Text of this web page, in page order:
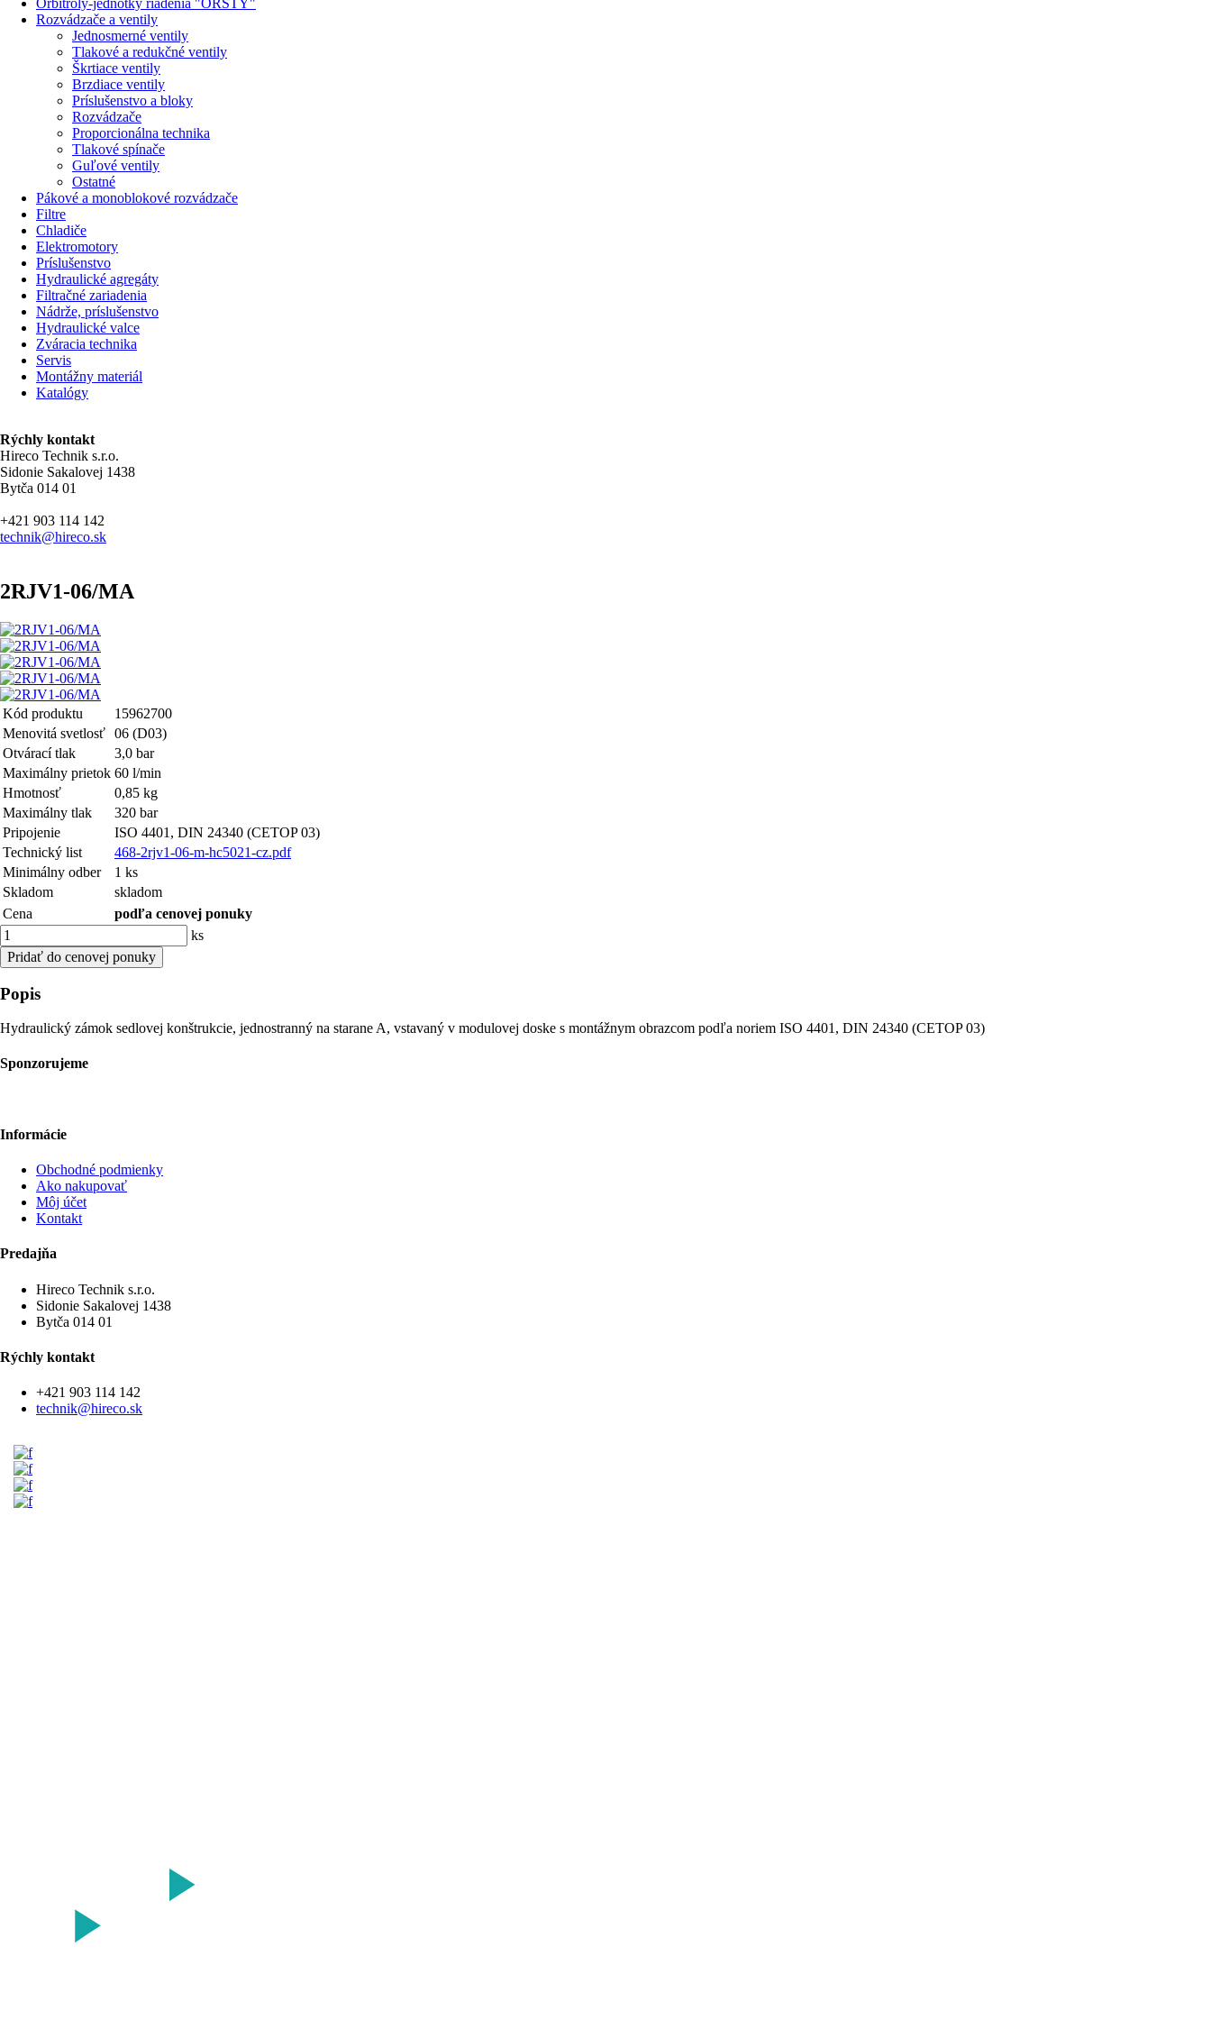
Rozvádzače a ventily
Jednosmerné ventily
Tlakové a redukčné ventily
Škrtiace ventily
Brzdiace ventily
Príslušenstvo a bloky
Rozvádzače
Proporcionálna technika
Tlakové spínače
Guľové ventily
Ostatné
Pákové a monoblokové rozvádzače
Filtre
Chladiče
Elektromotory
Príslušenstvo
Hydraulické agregáty
Filtračné zariadenia
Nádrže, príslušenstvo
Hydraulické valce
Zváracia technika
Servis
Montážny materiál
Katalógy
Rýchly kontakt
Hireco Technik s.r.o.
Sidonie Sakalovej 1438
Bytča 014 01
+421 903 114 142
technik@hireco.sk
2RJV1-06/MA
Kód produktu
15962700
Menovitá svetlosť 06 (D03)
Otvárací tlak
3,0 bar
Maximálny prietok 60 l/min
Hmotnosť
0,85 kg
Maximálny tlak
320 bar
Pripojenie
ISO 4401, DIN 24340 (CETOP 03)
Technický list
468-2rjv1-06-m-hc5021-cz.pdf
Minimálny odber
1 ks
Skladom
skladom
Cena
podľa cenovej ponuky
ks
Pridať do cenovej ponuky
Popis
Hydraulický zámok sedlovej konštrukcie, jednostranný na starane A, vstavaný v modulovej doske s montážnym obrazcom podľa noriem ISO 4401, DIN 24340 (CETOP 03)
Sponzorujeme
Informácie
Obchodné podmienky
Ako nakupovať
Môj účet
Kontakt
Predajňa
Hireco Technik s.r.o.
Sidonie Sakalovej 1438
Bytča 014 01
Rýchly kontakt
+421 903 114 142
technik@hireco.sk